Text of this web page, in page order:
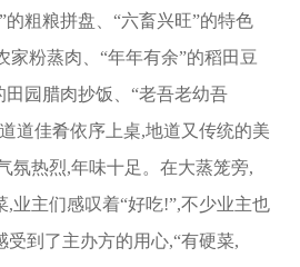
的粗粮拼盘、“六畜兴旺”的特色
家粉蒸肉、“年年有余”的稻田豆
田园腊肉抄饭、“老吾老幼吾
道佳肴依序上桌,地道又传统的美
氛热烈,年味十足。在大蒸笼旁,
,业主们感叹着“好吃!”,不少业主也
受到了主办方的用心,“有硬菜,